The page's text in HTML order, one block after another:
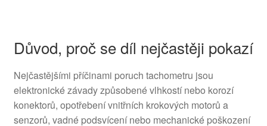
Důvod, proč se díl nejčastěji pokazí
Nejčastějšími příčinami poruch tachometru jsou
elektronické závady způsobené vlhkostí nebo korozí
konektorů, opotřebení vnitřních krokových motorů a
senzorů, vadné podsvícení nebo mechanické poškození